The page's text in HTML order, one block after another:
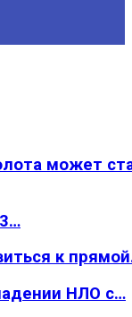
может
к
НЛО с…